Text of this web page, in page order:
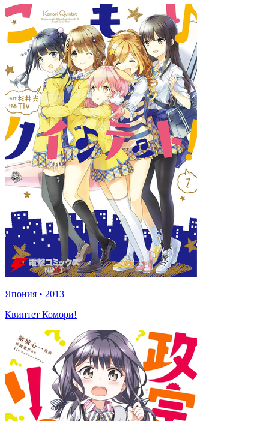
Япония • 2013
Квинтет Комори!